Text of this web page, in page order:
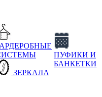
ЗЕРКАЛА
ПУФИКИ И
БАНКЕТКИ